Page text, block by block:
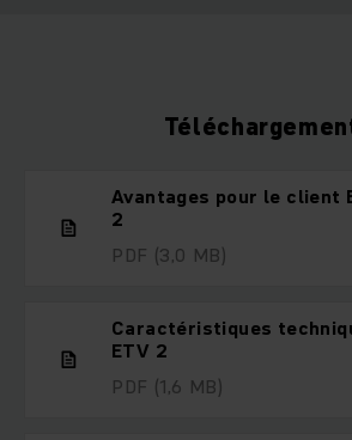
Avantages pour le client
2
PDF (3,0 MB)
Caractéristiques
ETV 2
PDF (1,6 MB)